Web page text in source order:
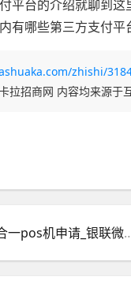
平台的介绍就聊到
有哪些第三方支付平
zhishi/
拉招商网 内容均来源于
上一篇：银联微信支付宝三合